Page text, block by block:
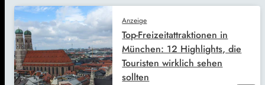
Anzeige
Top-Freizeitattraktionen in
München: 12 Highlights, die
Touristen wirklich sehen
sollten